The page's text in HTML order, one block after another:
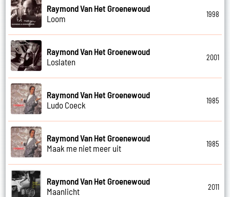
Raymond Van Het Groenewoud
Loom
1998
Raymond Van Het Groenewoud
Loslaten
2001
Raymond Van Het Groenewoud
Ludo Coeck
1985
Raymond Van Het Groenewoud
Maak me niet meer uit
1985
Raymond Van Het Groenewoud
Maanlicht
2011